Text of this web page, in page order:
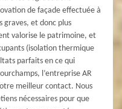
de façade effectuée à
graves, et donc plus
valorise le patrimoine, et
(isolation thermique
parfaits en ce qui
l’entreprise AR
meilleur contact. Nous
nécessaires pour que